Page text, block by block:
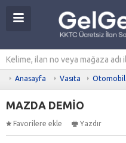
Anasayfa Vasıta Otomobil
MAZDA DEMİO
Favorilere ekle Yazdır